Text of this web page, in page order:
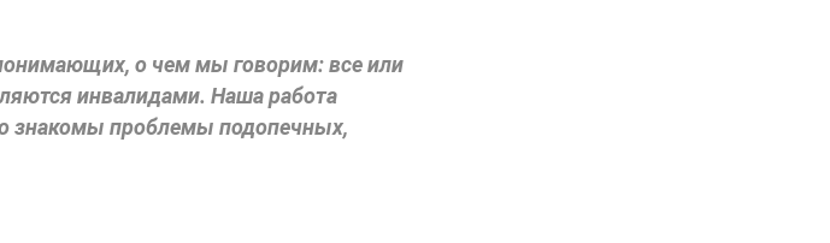
о чем мы говорим: все или
инвалидами. Наша работа
знакомы проблемы подопечных,